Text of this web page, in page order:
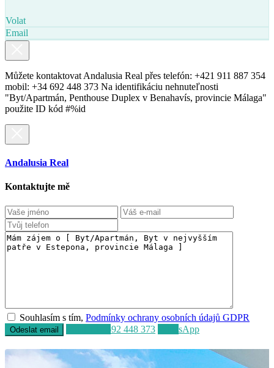
Volat
Email
Můžete kontaktovat Andalusia Real přes telefón: +421 911 887 354
mobil: +34 692 448 373 Na identifikáciu nehnuteľnosti
"Byt/Apartmán, Penthouse Duplex v Benahavís, provincie Málaga"
použite ID kód #%id
Andalusia Real
Kontaktujte mě
Souhlasím s tím,Podmínky ochrany osobních údajů GDPR
+34 692 448 373 WhatsApp